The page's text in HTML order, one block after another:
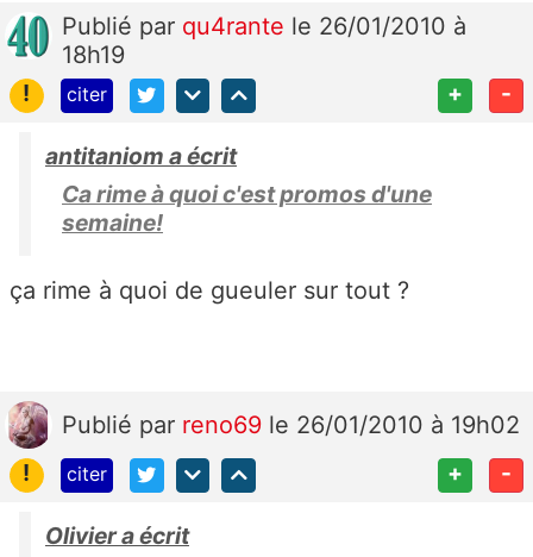
Publié par qu4rante le 26/01/2010 à
18h19
!
citer + -
antitaniom a écrit
Ca rime à quoi c'est promos d'une
semaine!
ça rime à quoi de gueuler sur tout ?
Publié par reno69 le 26/01/2010 à 19h02
!
citer + -
Olivier a écrit